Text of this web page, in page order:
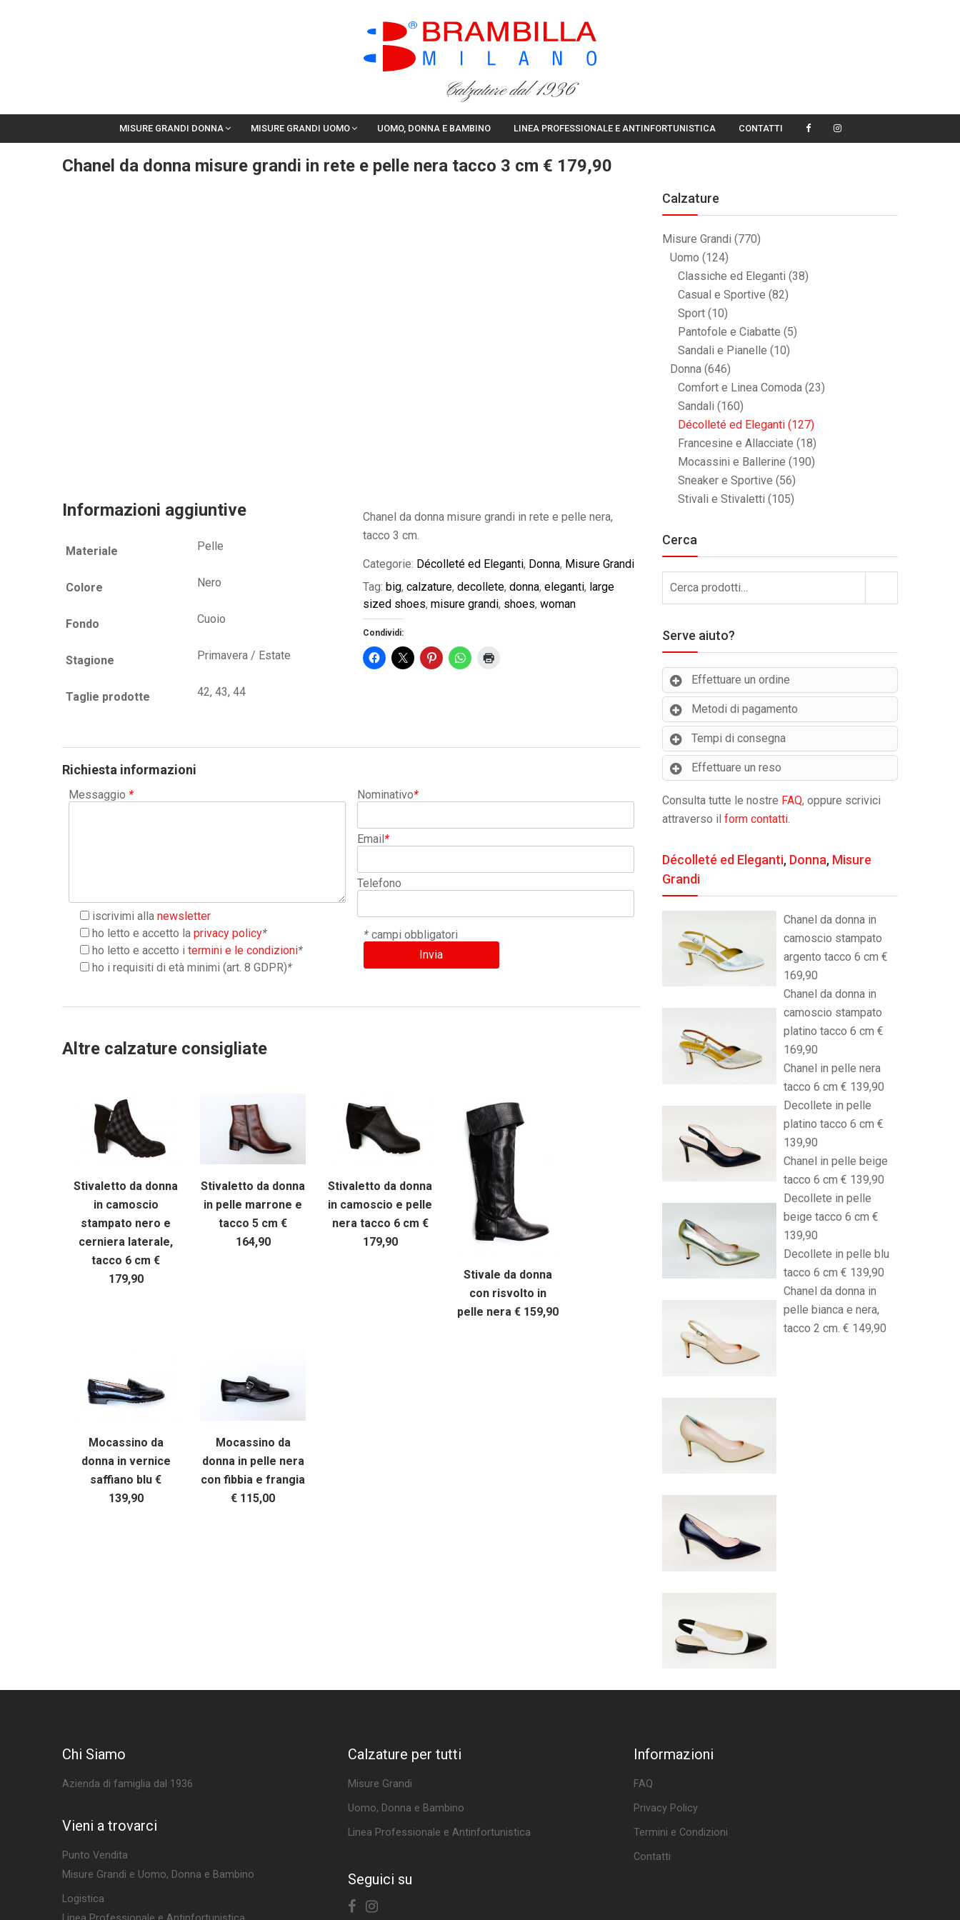
Calzature dal 1936
MISURE GRANDI DONNA MISURE GRANDI UOMO UOMO, DONNA E BAMBINO LINEA PROFESSIONALE E ANTINFORTUNISTICA CONTATTI
Chanel da donna misure grandi in rete e pelle nera tacco 3 cm € 179,90
Chanel da donna misure grandi in rete e pelle nera,
tacco 3 cm.
Categorie: Décolleté ed Eleganti, Donna, Misure Grandi
Tag:big,calzature,decollete,donna,eleganti, large
sized shoes,misure grandi, shoes,woman
Condividi:
Informazioni aggiuntive
Materiale Pelle
Colore Nero
Fondo Cuoio
Stagione Primavera / Estate
Taglie prodotte 42, 43, 44
Richiesta informazioni
Messaggio *
iscrivimi alla newsletter
ho letto e accetto la privacy policy*
ho letto e accetto i termini e le condizioni*
ho i requisiti di età minimi (art. 8 GDPR)*
Nominativo*
Email*
Telefono
*campi obbligatori
Altre calzature consigliate
Stivaletto da donna
in camoscio
stampato nero e
cerniera laterale,
tacco 6 cm €
179,90
Stivaletto da donna
in pelle marrone e
tacco 5 cm €
164,90
Stivaletto da donna
in camoscio e pelle
nera tacco 6 cm €
179,90
Stivale da donna
con risvolto in
pelle nera € 159,90
Mocassino da
donna in vernice
saffiano blu €
139,90
Mocassino da
donna in pelle nera
con fibbia e frangia
€ 115,00
Calzature
Misure Grandi (770)
Uomo (124)
Classiche ed Eleganti (38)
Casual e Sportive (82)
Sport (10)
Pantofole e Ciabatte (5)
Sandali e Pianelle (10)
Donna (646)
Comfort e Linea Comoda (23)
Sandali (160)
Décolleté ed Eleganti (127)
Francesine e Allacciate (18)
Mocassini e Ballerine (190)
Sneaker e Sportive (56)
Stivali e Stivaletti (105)
Cerca
Serve aiuto?
Effettuare un ordine
Metodi di pagamento
Tempi di consegna
Effettuare un reso
Consulta tutte le nostre FAQ, oppure scrivici
attraverso il form contatti.
Décolleté ed Eleganti, Donna, Misure
Grandi
Chanel da donna in
camoscio stampato
argento tacco 6 cm €
169,90
Chanel da donna in
camoscio stampato
platino tacco 6 cm €
169,90
Chanel in pelle nera
tacco 6 cm € 139,90
Decollete in pelle
platino tacco 6 cm €
139,90
Chanel in pelle beige
tacco 6 cm € 139,90
Decollete in pelle
beige tacco 6 cm €
139,90
Decollete in pelle blu
tacco 6 cm € 139,90
Chanel da donna in
pelle bianca e nera,
tacco 2 cm. € 149,90
Chi Siamo
Azienda di famiglia dal 1936
Vieni a trovarci
Punto Vendita
Misure Grandi e Uomo, Donna e Bambino
Logistica
Calzature per tutti
Misure Grandi
Uomo, Donna e Bambino
Linea Professionale e Antinfortunistica
Seguici su
Informazioni
FAQ
Privacy Policy
Termini e Condizioni
Contatti